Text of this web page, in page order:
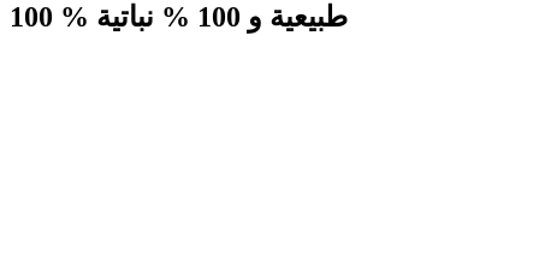
100 % طبيعية و 100 % نباتية